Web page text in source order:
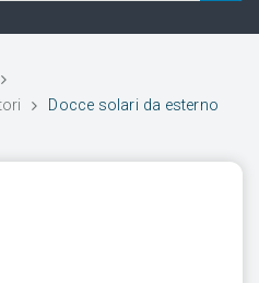
Docce solari da esterno